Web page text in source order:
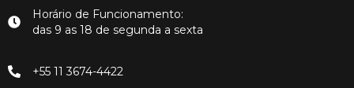
Horário de Funcionamento:
das 9 as 18 de segunda a sexta
+55 11 3674-4422